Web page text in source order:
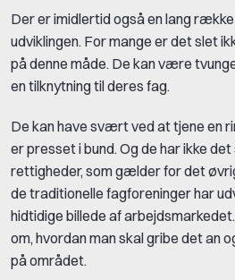
Der er imidlertid også en lang
udviklingen. For mange er det slet
på denne måde. De kan være
en tilknytning til deres fag.
De kan have svært ved at tjene en
er presset i bund. Og de har ikke
rettigheder, som gælder for det
de traditionelle fagforeninger har
hidtidige billede af
om, hvordan man skal gribe det an
på området.